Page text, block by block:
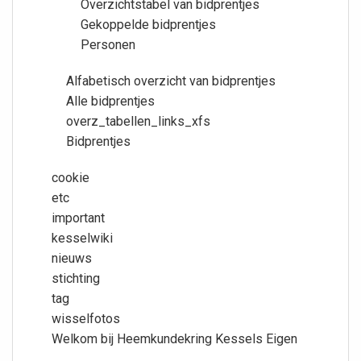
Overzichtstabel van bidprentjes
Gekoppelde bidprentjes
Personen
Alfabetisch overzicht van bidprentjes
Alle bidprentjes
overz_tabellen_links_xfs
Bidprentjes
cookie
etc
important
kesselwiki
nieuws
stichting
tag
wisselfotos
Welkom bij Heemkundekring Kessels Eigen